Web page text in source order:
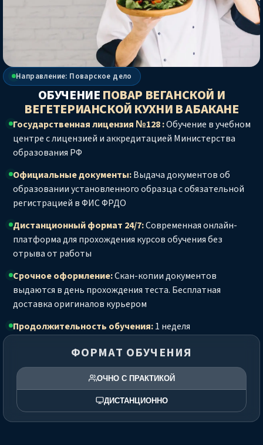
Направление: Поварское дело
ОБУЧЕНИЕПОВАР ВЕГАНСКОЙ И
ВЕГЕТЕРИАНСКОЙ КУХНИВ АБАКАНЕ
Государственная лицензия №128 :Обучение в учебном
центре с лицензией и аккредитацией Министерства
образования РФ
Официальные документы:Выдача документов об
образовании установленного образца с обязательной
регистрацией в ФИС ФРДО
Дистанционный формат 24/7:Современная онлайн-
платформа для прохождения курсов обучения без
отрыва от работы
Срочное оформление:Скан-копии документов
выдаются в день прохождения теста. Бесплатная
доставка оригиналов курьером
Продолжительность обучения:1 неделя
ФОРМАТ ОБУЧЕНИЯ
ОЧНО С ПРАКТИКОЙ
ДИСТАНЦИОННО